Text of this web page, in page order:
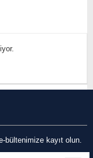
bültenimize kayıt olun.